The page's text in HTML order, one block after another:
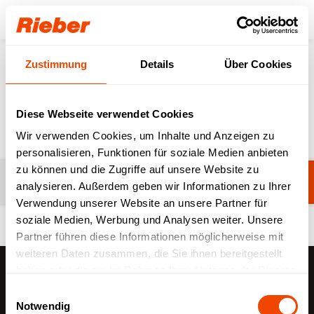
Zustimmung Details Über Cookies
Diese Webseite verwendet Cookies
Wir verwenden Cookies, um Inhalte und Anzeigen zu
personalisieren, Funktionen für soziale Medien anbieten
zu können und die Zugriffe auf unsere Website zu
analysieren. Außerdem geben wir Informationen zu Ihrer
Verwendung unserer Website an unsere Partner für
soziale Medien, Werbung und Analysen weiter. Unsere
Partner führen diese Informationen möglicherweise mit
weiteren Daten zusammen, die Sie ihnen bereitgestellt
Notwendig
Login
Neuheiten & Digitales
Digitales Zubehör
Noch keine Filter ausgewählt. Filter